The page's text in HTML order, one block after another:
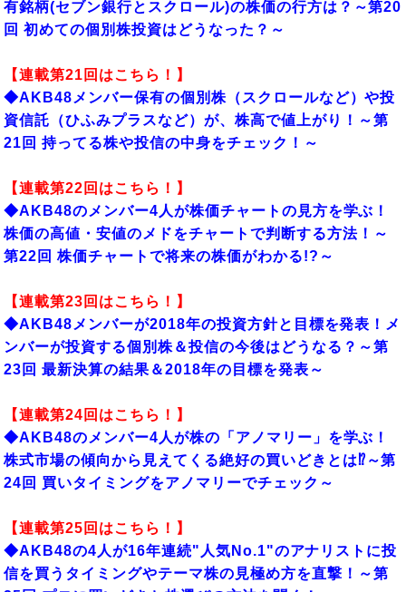
有銘柄(セブン銀行とスクロール)の株価の行方は？～第20
回 初めての個別株投資はどうなった？～
【連載第21回はこちら！】
◆AKB48メンバー保有の個別株（スクロールなど）や投
資信託（ひふみプラスなど）が、株高で値上がり！～第
21回 持ってる株や投信の中身をチェック！～
【連載第22回はこちら！】
◆AKB48のメンバー4人が株価チャートの見方を学ぶ！
株価の高値・安値のメドをチャートで判断する方法！～
第22回 株価チャートで将来の株価がわかる!?～
【連載第23回はこちら！】
◆AKB48メンバーが2018年の投資方針と目標を発表！メ
ンバーが投資する個別株＆投信の今後はどうなる？～第
23回 最新決算の結果＆2018年の目標を発表～
【連載第24回はこちら！】
◆AKB48のメンバー4人が株の「アノマリー」を学ぶ！
株式市場の傾向から見えてくる絶好の買いどきとは⁉～第
24回 買いタイミングをアノマリーでチェック～
【連載第25回はこちら！】
◆AKB48の4人が16年連続"人気No.1"のアナリストに投
信を買うタイミングやテーマ株の見極め方を直撃！～第